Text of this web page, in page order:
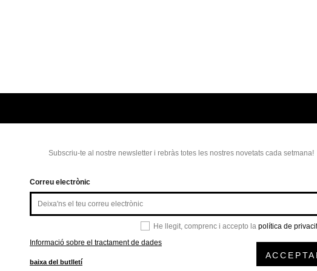
Subscriu-te al nostre newsletter i rebràs totes les nostres novetats cada setmana!
Correu electrònic
He llegit, comprenc i accepto la política de
Informació sobre el tractament de dades
baixa del butlletí